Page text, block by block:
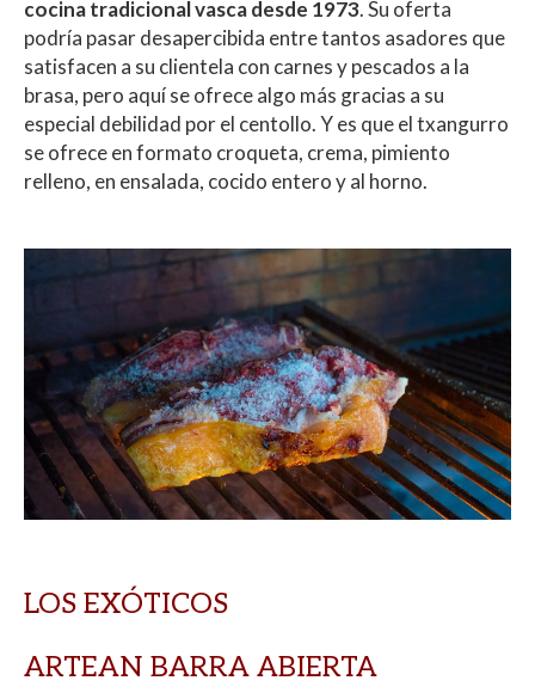
cocina tradicional vasca desde 1973. Su oferta
podría pasar desapercibida entre tantos asadores que
satisfacen a su clientela con carnes y pescados a la
brasa, pero aquí se ofrece algo más gracias a su
especial debilidad por el centollo. Y es que el txangurro
se ofrece en formato croqueta, crema, pimiento
relleno, en ensalada, cocido entero y al horno.
LOS EXÓTICOS
ARTEAN BARRA ABIERTA